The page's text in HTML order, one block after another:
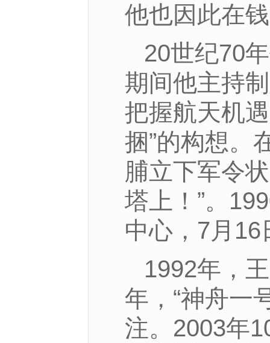
他也因此在
20世纪70
期间他主持
把握航天机
捆”的构想。
脯立下军令
塔上！”。
中心，7月16
1992年，
年，“神舟一
注。2003年